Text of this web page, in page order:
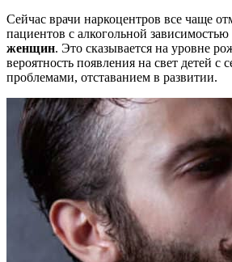
Сейчас врачи наркоцентров все чаще
пациентов с алкогольной зависимостью
женщин. Это сказывается на уровне
вероятность появления на свет детей с
проблемами, отставанием в развитии.